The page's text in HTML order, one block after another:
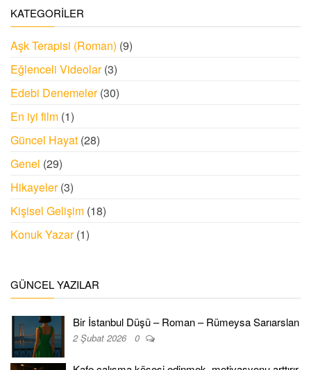
KATEGORILER
Aşk Terapisi (Roman) (9)
Eğlenceli Videolar(3)
Edebi Denemeler(30)
En iyi film (1)
Güncel Hayat (28)
Genel (29)
Hikayeler(3)
Kişisel Gelişim (18)
Konuk Yazar(1)
GÜNCEL YAZILAR
Bir İstanbul Düşü – Roman – Rümeysa Sarıarslan
2 Şubat 2026 0